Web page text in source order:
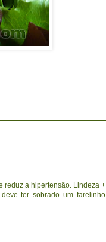
reduz a hipertensão. Lindeza +
ter sobrado um farelinho